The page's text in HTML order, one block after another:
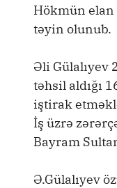
Hökmün elan
təyin olunub.
Əli Gülalıyev
təhsil aldığı
iştirak
İş üzrə
Bayram
Ə.Gülalıyev